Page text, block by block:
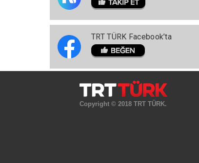
TRT TÜRK Facebook’ta
Copyright © 2018 TRT TÜRK.